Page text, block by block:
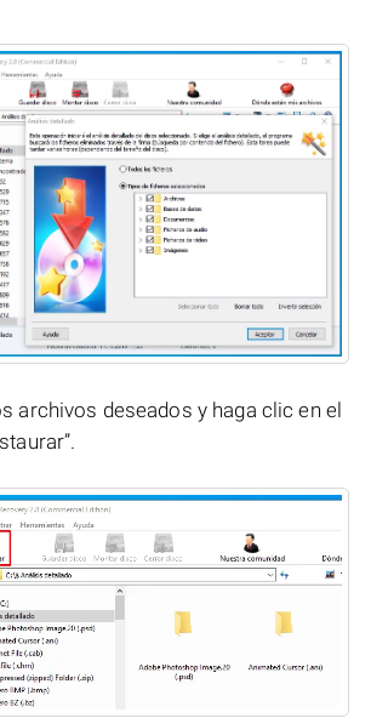
archivos deseados y haga clic en el